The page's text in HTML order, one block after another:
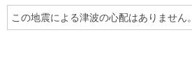
この地震による津波の心配はありません。